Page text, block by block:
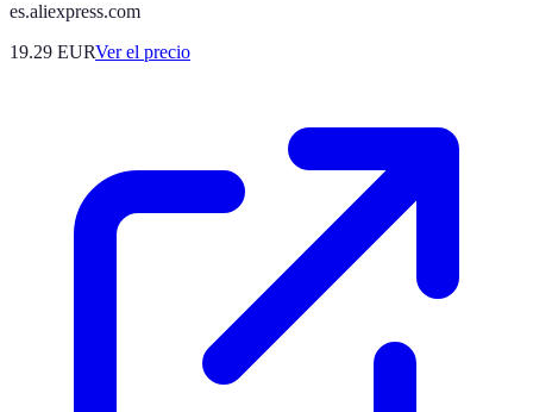
es.aliexpress.com
19.29 EURVer el precio